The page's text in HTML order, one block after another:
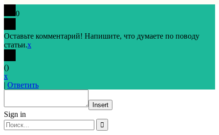
0
Оставьте комментарий! Напишите, что думаете по поводу
статьи.x
()
x
| Ответить
Insert
Sign in